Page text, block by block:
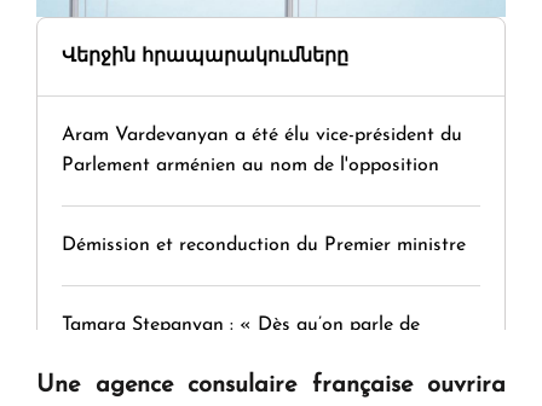
Վերջին հրապարակումները
Aram Vardevanyan a été élu vice-président du
Parlement arménien au nom de l'opposition
Démission et reconduction du Premier ministre
Tamara Stepanyan : « Dès qu’on parle de
Une agence consulaire française ouvrira